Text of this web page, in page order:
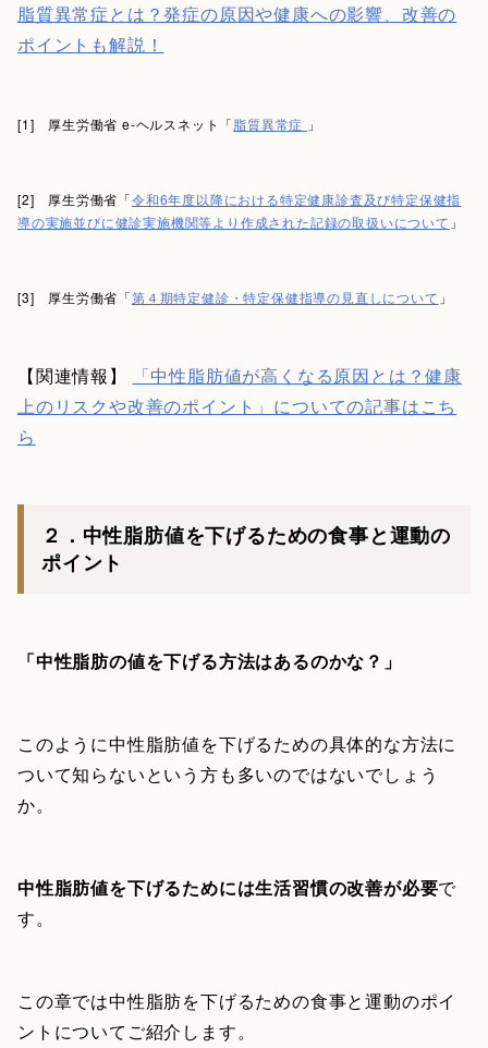
脂質異常症とは？発症の原因や健康への影響、改善の
ポイントも解説！
[1] 厚生労働省 e-ヘルスネット「脂質異常症 」
[2] 厚生労働省「令和6年度以降における特定健康診査及び特定保健指
導の実施並びに健診実施機関等より作成された記録の取扱いについて 」
[3] 厚生労働省「第４期特定健診・特定保健指導の見直しについて 」
【関連情報】
「中性脂肪値が高くなる原因とは？健康
上のリスクや改善のポイント」についての記事はこち
ら
２．中性脂肪値を下げるための食事と運動の
ポイント
「中性脂肪の値を下げる方法はあるのかな？」
このように中性脂肪値を下げるための具体的な方法に
ついて知らないという方も多いのではないでしょう
か。
中性脂肪値を下げるためには生活習慣の改善が必要で
す。
この章では中性脂肪を下げるための食事と運動のポイ
ントについてご紹介します。